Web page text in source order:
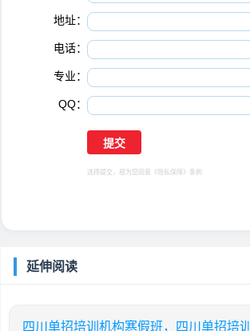
地址：
电话：
专业：
QQ：
选择提交，视为您同意 《隐私保障》 条例
延伸阅读